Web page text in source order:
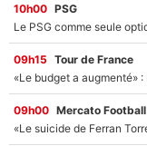
10h00 PSG
09h15 Tour de France
09h00 Mercato Football